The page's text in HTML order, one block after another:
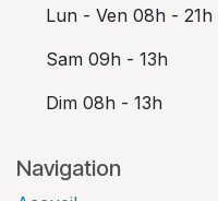
​Lun - Ven 08h - 21h
​Sam 09h - 13h
​Dim 08h - 13h
Navigation